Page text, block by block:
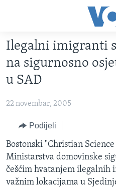
glavni
sadržaj
Pređi
na
glavnu
pretragu
TV PROGRAM
VIJESTI
SJEDINJENE AMERIČKE
BOSNA I HERCEGOVINA
SVIJET
NAUKA I TEHNOLOGIJA
SPECIJALNI PROJEKTI
KORUPCIJA
SLOBODA MEDIJA
Ilegalni imigranti
na sigurnosno
u SAD
22 novembar, 2005
Podijeli
Bostonski "Christian
Ministarstva domovinske
češćim hvatanjem ilegalnih
važnim lokacijama u